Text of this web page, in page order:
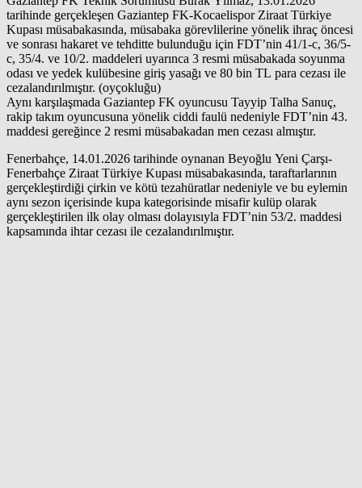
tarihinde gerçekleşen Gaziantep FK-Kocaelispor Ziraat Türkiye
Kupası müsabakasında, müsabaka görevlilerine yönelik ihraç öncesi
ve sonrası hakaret ve tehditte bulunduğu için FDT’nin 41/1-c, 36/5-
c, 35/4. ve 10/2. maddeleri uyarınca 3 resmi müsabakada soyunma
odası ve yedek kulübesine giriş yasağı ve 80 bin TL para cezası ile
cezalandırılmıştır. (oyçokluğu)
Aynı karşılaşmada Gaziantep FK oyuncusu Tayyip Talha Sanuç,
rakip takım oyuncusuna yönelik ciddi faulü nedeniyle FDT’nin 43.
maddesi gereğince 2 resmi müsabakadan men cezası almıştır.
Fenerbahçe, 14.01.2026 tarihinde oynanan Beyoğlu Yeni Çarşı-
Fenerbahçe Ziraat Türkiye Kupası müsabakasında, taraftarlarının
gerçekleştirdiği çirkin ve kötü tezahüratlar nedeniyle ve bu eylemin
aynı sezon içerisinde kupa kategorisinde misafir kulüp olarak
gerçekleştirilen ilk olay olması dolayısıyla FDT’nin 53/2. maddesi
kapsamında ihtar cezası ile cezalandırılmıştır.